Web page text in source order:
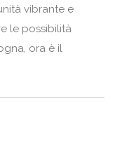
vibrante e
le possibilità
ora è il